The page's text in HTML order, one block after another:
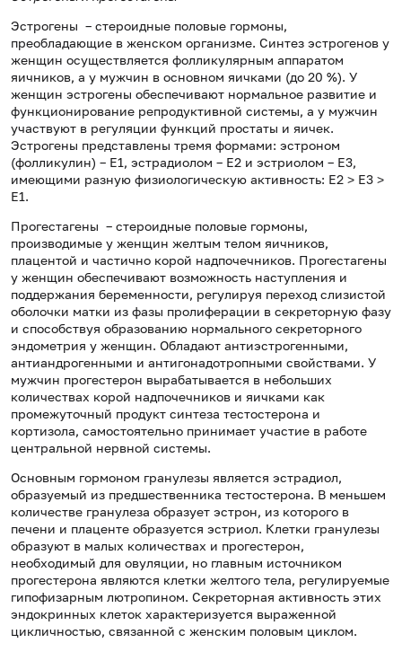
Эстрогены – стероидные половые гормоны,
преобладающие в женском организме. Синтез эстрогенов у
женщин осуществляется фолликулярным аппаратом
яичников, а у мужчин в основном яичками (до 20 %). У
женщин эстрогены обеспечивают нормальное развитие и
функционирование репродуктивной системы, а у мужчин
участвуют в регуляции функций простаты и яичек.
Эстрогены представлены тремя формами: эстроном
(фолликулин) – Е1, эстрадиолом – Е2 и эстриолом – Е3,
имеющими разную физиологическую активность: Е2 ˃ Е3 ˃
Е1.
Прогестагены – стероидные половые гормоны,
производимые у женщин желтым телом яичников,
плацентой и частично корой надпочечников. Прогестагены
у женщин обеспечивают возможность наступления и
поддержания беременности, регулируя переход слизистой
оболочки матки из фазы пролиферации в секреторную фазу
и способствуя образованию нормального секреторного
эндометрия у женщин. Обладают антиэстрогенными,
антиандрогенными и антигонадотропными свойствами. У
мужчин прогестерон вырабатывается в небольших
количествах корой надпочечников и яичками как
промежуточный продукт синтеза тестостерона и
кортизола, самостоятельно принимает участие в работе
центральной нервной системы.
Основным гормоном гранулезы является эстрадиол,
образуемый из предшественника тестостерона. В меньшем
количестве гранулеза образует эстрон, из которого в
печени и плаценте образуется эстриол. Клетки гранулезы
образуют в малых количествах и прогестерон,
необходимый для овуляции, но главным источником
прогестерона являются клетки желтого тела, регулируемые
гипофизарным лютропином. Секреторная активность этих
эндокринных клеток характеризуется выраженной
цикличностью, связанной с женским половым циклом.